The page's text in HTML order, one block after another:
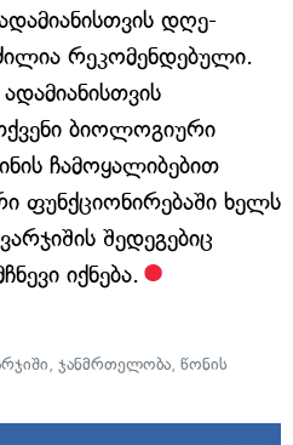
დღე-
რეკომენდებული.
ბიოლოგიური
ჩამოყალიბებით
ფუნქციონირებაში ხელს
შედეგებიც
იქნება.
, ჯანმრთელობა, წონის